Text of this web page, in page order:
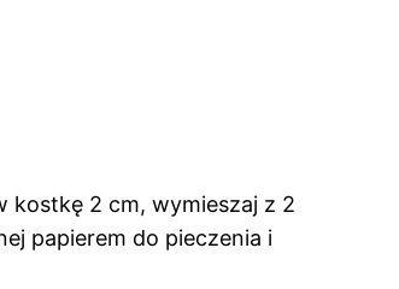
kostkę 2 cm, wymieszaj z 2
papierem do pieczenia i